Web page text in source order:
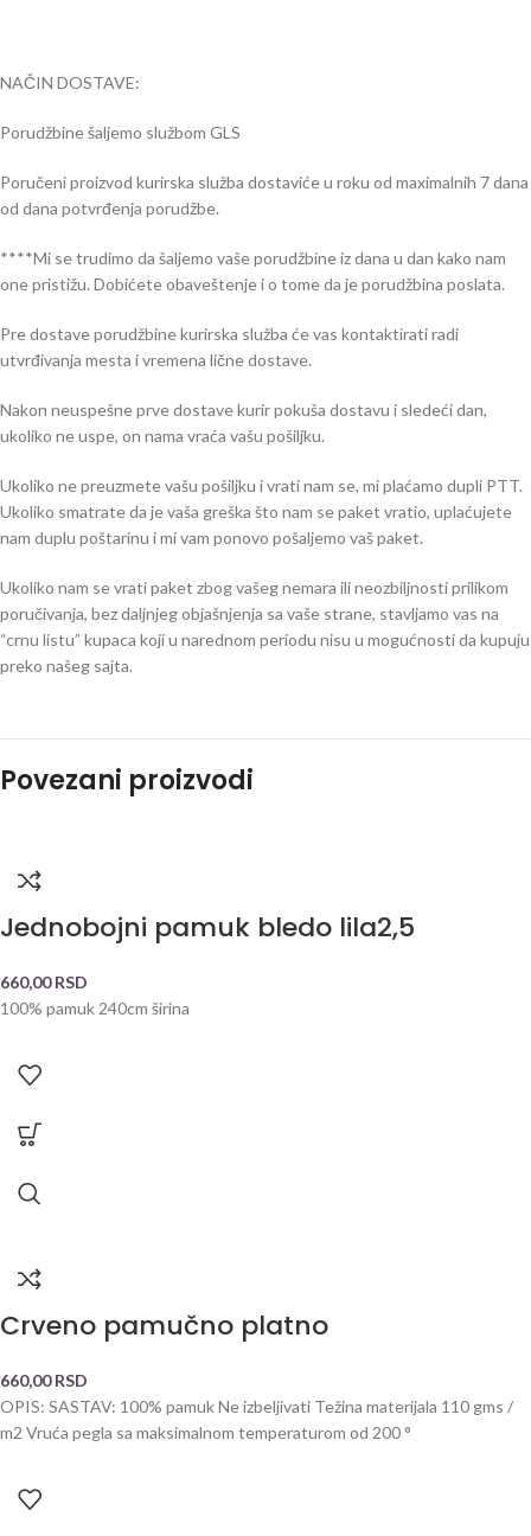
NAČIN DOSTAVE:
Porudžbine šaljemo službom GLS
Poručeni proizvod kurirska služba dostaviće u roku od maximalnih 7 dana
od dana potvrđenja porudžbe.
****Mi se trudimo da šaljemo vaše porudžbine iz dana u dan kako nam
one pristižu. Dobićete obaveštenje i o tome da je porudžbina poslata.
Pre dostave porudžbine kurirska služba će vas kontaktirati radi
utvrđivanja mesta i vremena lične dostave.
Nakon neuspešne prve dostave kurir pokuša dostavu i sledeći dan,
ukoliko ne uspe, on nama vraća vašu pošiljku.
Ukoliko ne preuzmete vašu pošiljku i vrati nam se, mi plaćamo dupli PTT.
Ukoliko smatrate da je vaša greška što nam se paket vratio, uplaćujete
nam duplu poštarinu i mi vam ponovo pošaljemo vaš paket.
Ukoliko nam se vrati paket zbog vašeg nemara ili neozbiljnosti prilikom
poručivanja, bez daljnjeg objašnjenja sa vaše strane, stavljamo vas na
“crnu listu” kupaca koji u narednom periodu nisu u mogućnosti da kupuju
preko našeg sajta.
Povezani proizvodi
Jednobojni pamuk bledo lila2,5
660,00RSD
100% pamuk 240cm širina
Crveno pamučno platno
660,00RSD
OPIS: SASTAV: 100% pamuk Ne izbeljivati Težina materijala 110 gms /
m2 Vruća pegla sa maksimalnom temperaturom od 200 °